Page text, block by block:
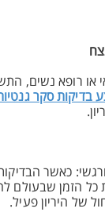
או רופא נשים,
בדיקות סקר
כאשר
כל הזמן שבעולם
של היריון פעיל.